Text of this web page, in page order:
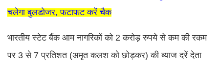
चलेगा बुलडोजर, फटाफट करें चैक
भारतीय स्टेट बैंक आम नागरिकों को 2 करोड़ रुपये से कम की रकम
पर 3 से 7 प्रतिशत (अमृत कलश को छोड़कर) की ब्याज दरें देता